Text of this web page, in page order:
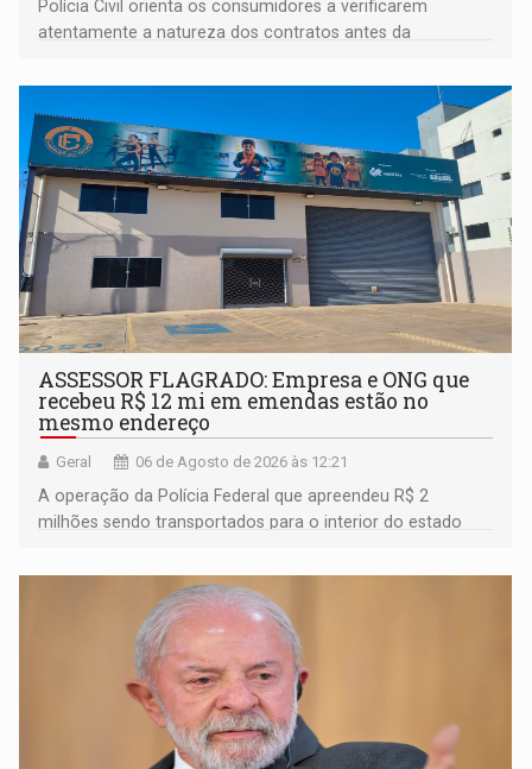
Polícia Civil orienta os consumidores a verificarem
atentamente a natureza dos contratos antes da
ASSESSOR FLAGRADO: Empresa e ONG que
recebeu R$ 12 mi em emendas estão no
mesmo endereço
Geral 06 de Agosto de 2026 às 12:21
A operação da Polícia Federal que apreendeu R$ 2
milhões sendo transportados para o interior do estado
ligação do suspeito com um deputado federal do União
Brasil por Rondônia